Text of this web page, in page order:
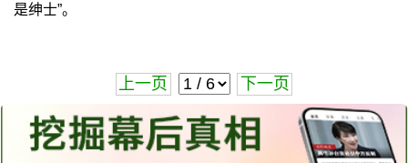
是绅士”。
上一页 下一页